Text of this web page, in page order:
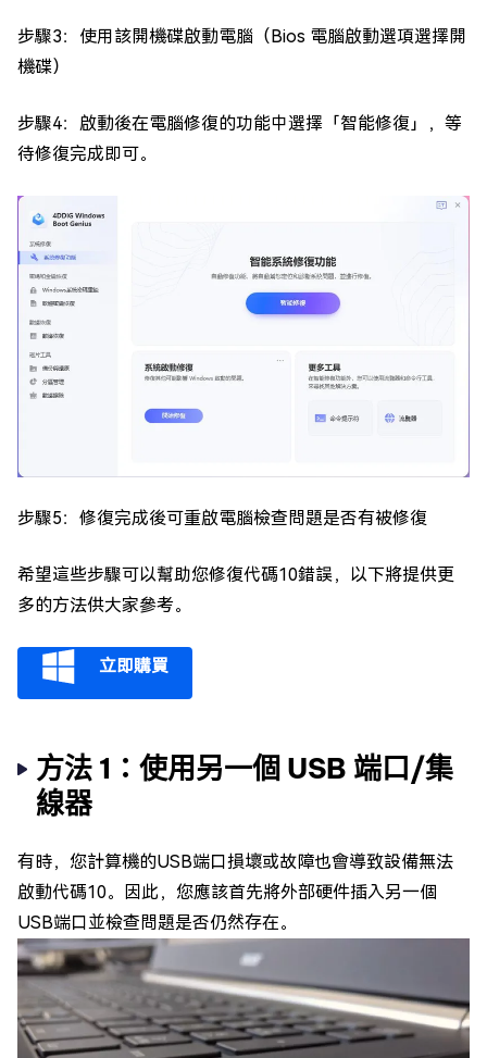
步驟3：使用該開機碟啟動電腦（Bios 電腦啟動選項選擇開
機碟）
步驟4：啟動後在電腦修復的功能中選擇「智能修復」，等
待修復完成即可。
步驟5：修復完成後可重啟電腦檢查問題是否有被修復
希望這些步驟可以幫助您修復代碼10錯誤，以下將提供更
多的方法供大家參考。
立即購買
方法 1：使用另一個 USB 端口/集
線器
有時，您計算機的USB端口損壞或故障也會導致設備無法
啟動代碼10。因此，您應該首先將外部硬件插入另一個
USB端口並檢查問題是否仍然存在。